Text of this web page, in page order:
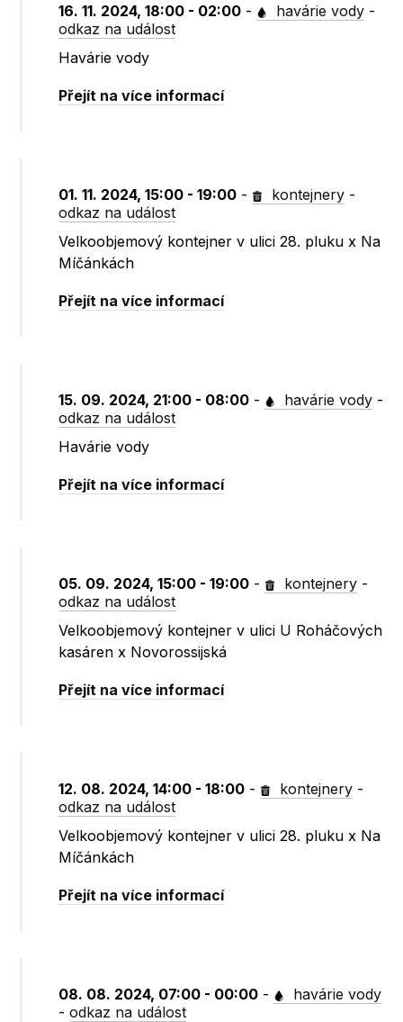
16. 11. 2024, 18:00 - 02:00 - havárie vody -
odkaz na událost
Havárie vody
Přejít na více informací
01. 11. 2024, 15:00 - 19:00 - kontejnery -
odkaz na událost
Velkoobjemový kontejner v ulici 28. pluku x Na
Míčánkách
Přejít na více informací
15. 09. 2024, 21:00 - 08:00 - havárie vody -
odkaz na událost
Havárie vody
Přejít na více informací
05. 09. 2024, 15:00 - 19:00 - kontejnery -
odkaz na událost
Velkoobjemový kontejner v ulici U Roháčových
kasáren x Novorossijská
Přejít na více informací
12. 08. 2024, 14:00 - 18:00 - kontejnery -
odkaz na událost
Velkoobjemový kontejner v ulici 28. pluku x Na
Míčánkách
Přejít na více informací
08. 08. 2024, 07:00 - 00:00 -
havárie vody
-odkaz na událost